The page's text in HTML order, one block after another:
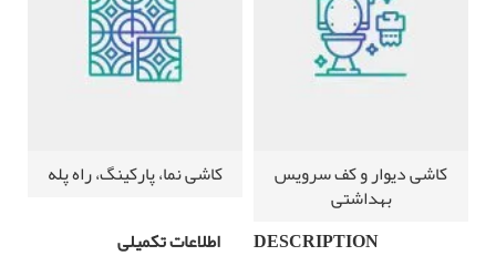
کاشی دیوار و کف سرویس
بهداشتی
کاشی نما، پارکینگ، راه پله
DESCRIPTION
اطلاعات تکمیلی